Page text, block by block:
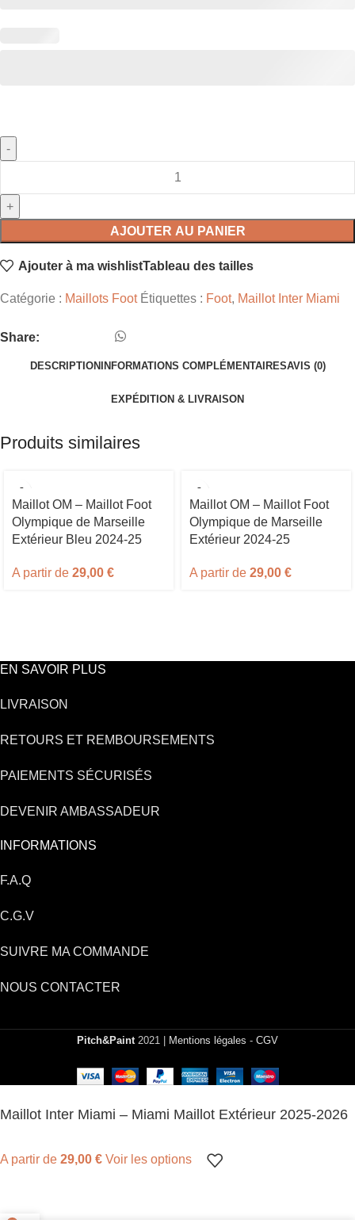
AJOUTER AU PANIER
Ajouter à ma wishlistTableau des tailles
Catégorie : Maillots Foot Étiquettes : Foot, Maillot Inter Miami
Share:
DESCRIPTION INFORMATIONS COMPLÉMENTAIRESAVIS (0)
EXPÉDITION & LIVRAISON
Produits similaires
Maillot OM – Maillot Foot
Olympique de Marseille
Extérieur Bleu 2024-25
A partir de 29,00 €
Maillot OM – Maillot Foot
Olympique de Marseille
Extérieur 2024-25
A partir de 29,00 €
EN SAVOIR PLUS
LIVRAISON
RETOURS ET REMBOURSEMENTS
PAIEMENTS SÉCURISÉS
DEVENIR AMBASSADEUR
INFORMATIONS
F.A.Q
C.G.V
SUIVRE MA COMMANDE
NOUS CONTACTER
Pitch&Paint 2021 | Mentions légales - CGV
Maillot Inter Miami – Miami Maillot Extérieur 2025-2026
A partir de 29,00 € Voir les options